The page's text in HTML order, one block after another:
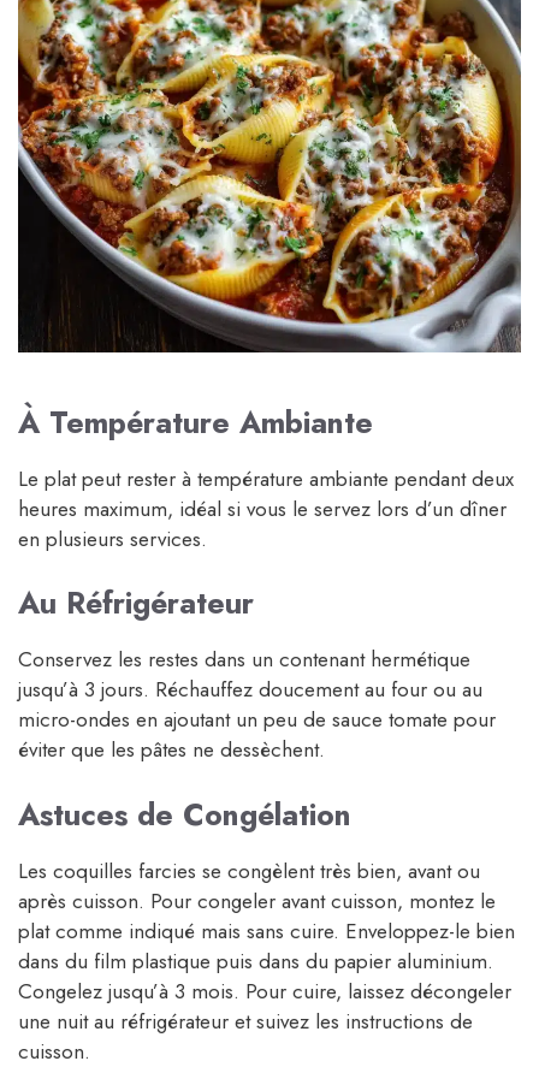
À Température Ambiante
Le plat peut rester à température ambiante pendant deux
heures maximum, idéal si vous le servez lors d’un dîner
en plusieurs services.
Au Réfrigérateur
Conservez les restes dans un contenant hermétique
jusqu’à 3 jours. Réchauffez doucement au four ou au
micro-ondes en ajoutant un peu de sauce tomate pour
éviter que les pâtes ne dessèchent.
Astuces de Congélation
Les coquilles farcies se congèlent très bien, avant ou
après cuisson. Pour congeler avant cuisson, montez le
plat comme indiqué mais sans cuire. Enveloppez-le bien
dans du film plastique puis dans du papier aluminium.
Congelez jusqu’à 3 mois. Pour cuire, laissez décongeler
une nuit au réfrigérateur et suivez les instructions de
cuisson.